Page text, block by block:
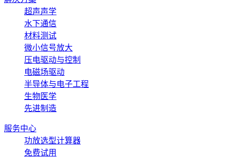
超声声学
水下通信
材料测试
微小信号放大
压电驱动与控制
电磁场驱动
半导体与电子工程
生物医学
先进制造
服务中心
功放选型计算器
免费试用